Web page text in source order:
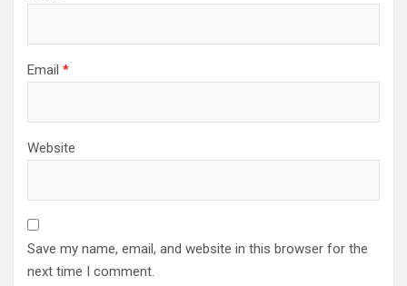
Email *
Website
Save my name, email, and website in this browser for the
next time I comment.